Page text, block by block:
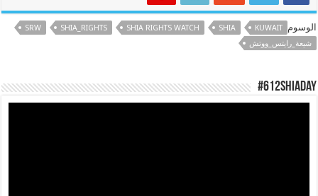
الوسوم KUWAIT
SHIA
SHIA RIGHTS WATCH
SHIA_RIGHTS
SRW
شيعة_رايتس_ووتش
#612ShiaDay